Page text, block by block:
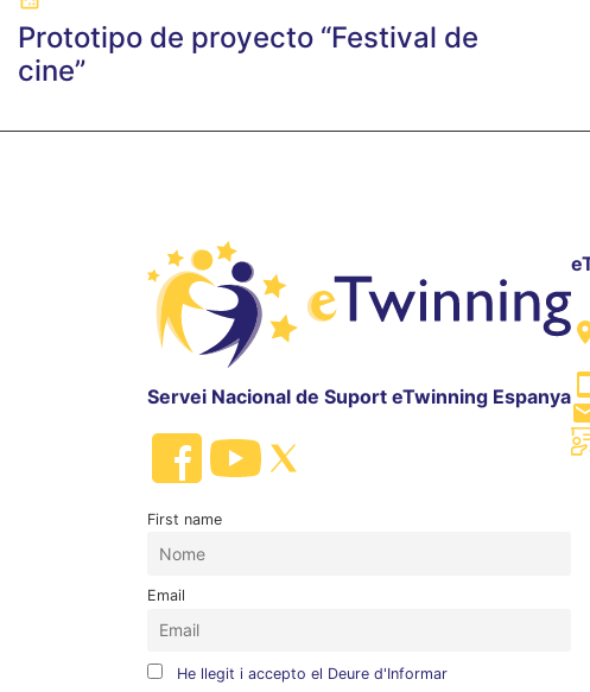
Prototipo de proyecto “Festival de
cine”
Servei Nacional de Suport eTwinning Espanya
First name
Email
He llegit i accepto el Deure d'Informar